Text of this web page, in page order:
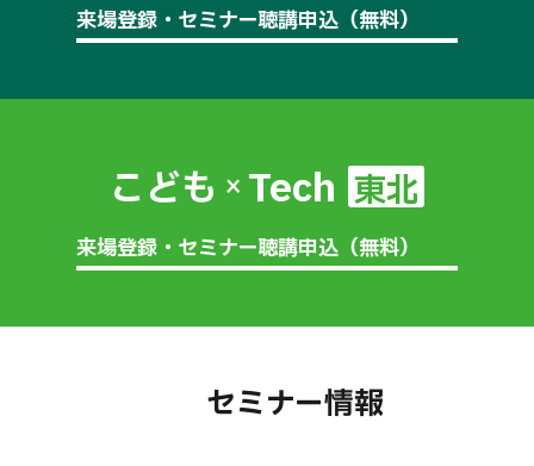
来場登録・セミナー聴講申込（無料）
こども × Tech 東北
来場登録・セミナー聴講申込（無料）
セミナー情報